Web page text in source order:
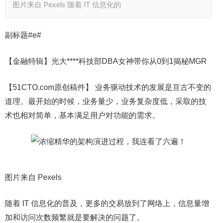
图片来自 Pexels 随着 IT 信息化的
副标题#e#
【金融特辑】光大****科技部DBA女神带你从0到1揭秘MGR
【51CTO.com原创稿件】 业务驱动技术的发展是亘古不变的
道理。最开始的时候，业务量少，业务复杂度低，采取的技
术也相对简单，基本满足用户对功能的需求。
图片来自 Pexels
随着 IT 信息化的普及，更多的交易放到了网络上，信息量增
加和访问次数频繁就是要解决的问题了。